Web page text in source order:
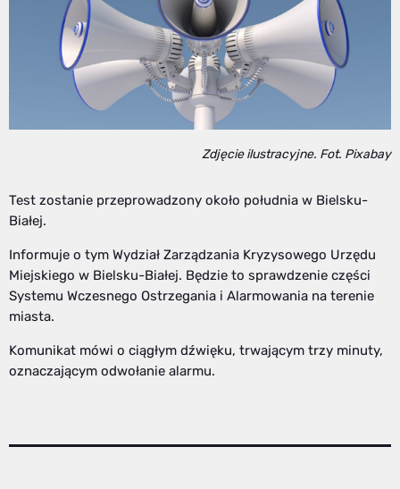
Zdjęcie ilustracyjne. Fot. Pixabay
Test zostanie przeprowadzony około południa w Bielsku-
Białej.
Informuje o tym Wydział Zarządzania Kryzysowego Urzędu
Miejskiego w Bielsku-Białej. Będzie to sprawdzenie części
Systemu Wczesnego Ostrzegania i Alarmowania na terenie
miasta.
Komunikat mówi o ciągłym dźwięku, trwającym trzy minuty,
oznaczającym odwołanie alarmu.